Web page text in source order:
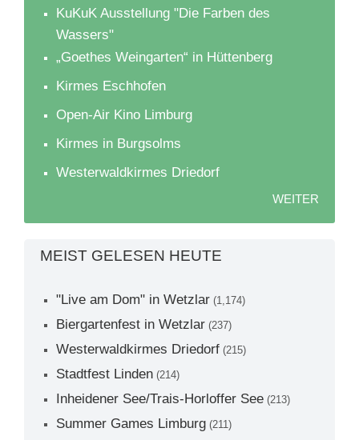
KuKuK Ausstellung "Die Farben des
Wassers"
„Goethes Weingarten“ in Hüttenberg
Kirmes Eschhofen
Open-Air Kino Limburg
Kirmes in Burgsolms
Westerwaldkirmes Driedorf
WEITER
MEIST GELESEN HEUTE
"Live am Dom" in Wetzlar (1,174)
Biergartenfest in Wetzlar (237)
Westerwaldkirmes Driedorf (215)
Stadtfest Linden (214)
Inheidener See/Trais-Horloffer See (213)
Summer Games Limburg (211)